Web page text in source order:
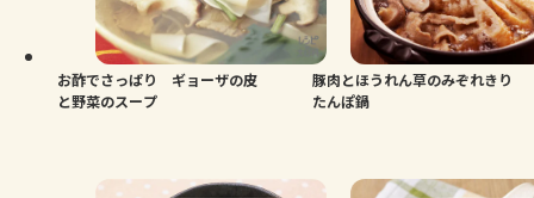
お酢でさっぱり ギョーザの皮
と野菜のスープ
豚肉とほうれん草のみぞれきり
たんぽ鍋